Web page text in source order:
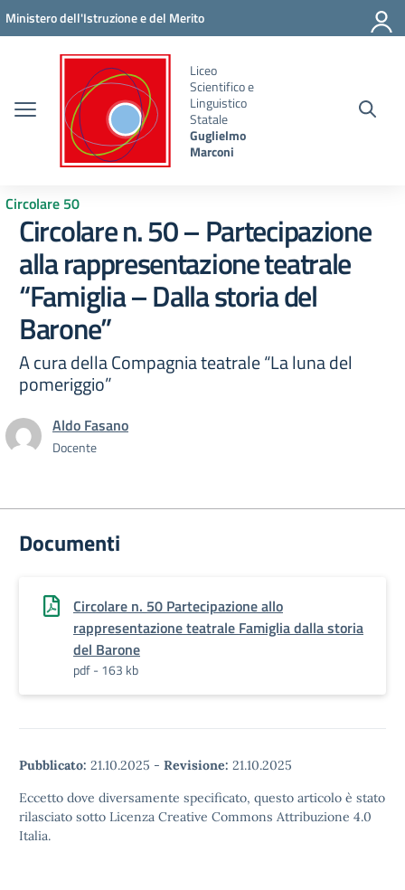
Vai ai contenuti
Vai al menu di navigazione
Vai al footer
Ministero dell'Istruzione e del Merito
Liceo
Scientifico e
Linguistico
Statale
Guglielmo
Marconi
Circolare 50
Circolare n. 50 – Partecipazione
alla rappresentazione teatrale
“Famiglia – Dalla storia del
Barone”
A cura della Compagnia teatrale “La luna del
pomeriggio”
Aldo Fasano
Docente
Documenti
Circolare n. 50 Partecipazione allo
rappresentazione teatrale Famiglia dalla storia
del Barone
pdf - 163 kb
Pubblicato: 21.10.2025 - Revisione: 21.10.2025
Eccetto dove diversamente specificato, questo articolo è stato
rilasciato sotto Licenza Creative Commons Attribuzione 4.0
Italia.